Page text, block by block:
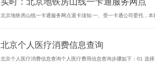
北京地铁房山线一卡通服务网点退卡须知:一、受一卡通公司委托，本
北京个人医疗消费信息查询
北京个人医疗消费信息查询个人医疗费用信息查询步骤如下：01 选